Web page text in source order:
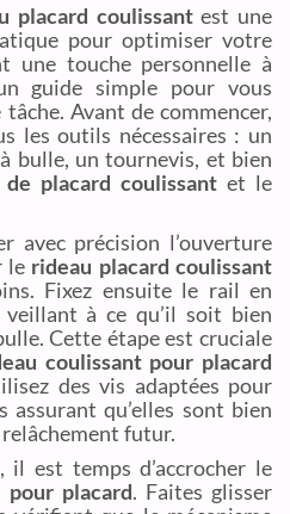
placard coulissantest une
pour optimiser votre
une touche personnelle à
guide simple pour vous
Avant de commencer,
les outils nécessaires : un
bulle, un tournevis, et bien
placard coulissant et le
avec précision l’ouverture
le rideau placard coulissant
Fixez ensuite le rail en
veillant à ce qu’il soit bien
Cette étape est cruciale
coulissant pour placard
des vis adaptées pour
assurant qu’elles sont bien
futur.
est temps d’accrocher le
placard. Faites glisser